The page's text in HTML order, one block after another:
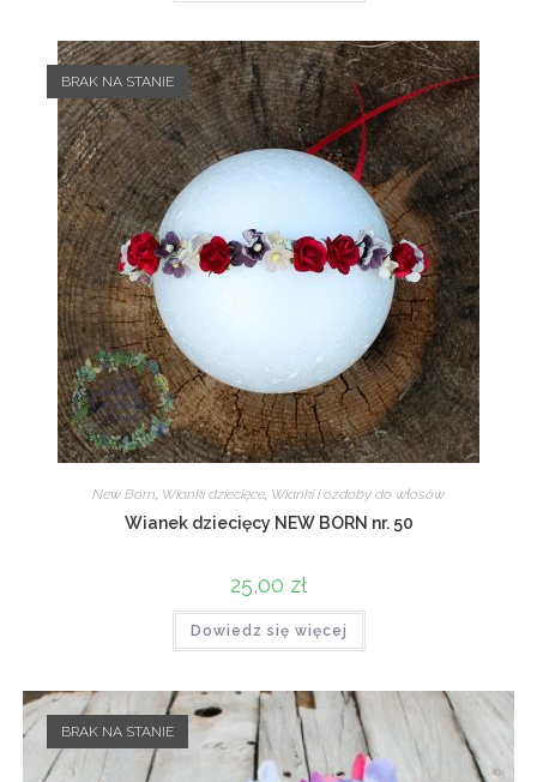
BRAK NA STANIE
New Born, Wianki dziecięce, Wianki i ozdoby do włosów
Wianek dziecięcy NEW BORN nr. 50
25,00 zł
Dowiedz się więcej
BRAK NA STANIE